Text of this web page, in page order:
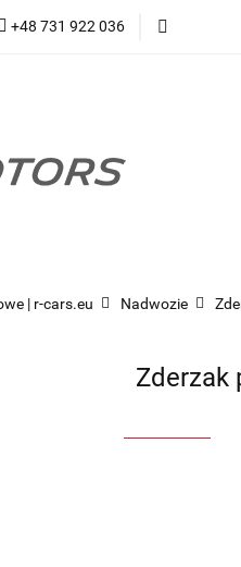
+48 731 922 036
| r-cars.eu Nadwozie
Zderzak